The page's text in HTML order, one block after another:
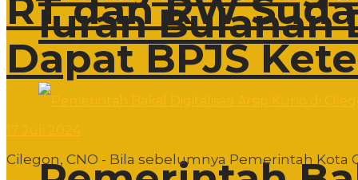
Iuran Bulanan
RT dan RW
Dapat BPJS
Cilegon, CNO - Bila sebelumnya Pemerintah Kota